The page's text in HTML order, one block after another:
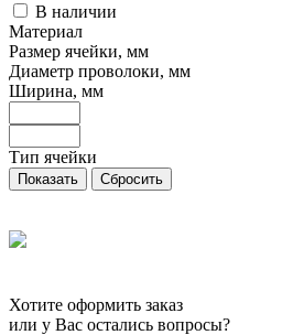
В наличии
Материал
Размер ячейки, мм
Диаметр проволоки, мм
Ширина, мм
Тип ячейки
Сбросить
Хотите оформить заказ
или у Вас остались вопросы?